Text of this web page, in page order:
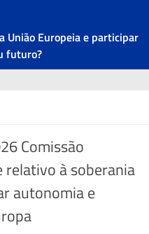
União Europeia e participar
futuro?
Comissão
à soberania
autonomia e